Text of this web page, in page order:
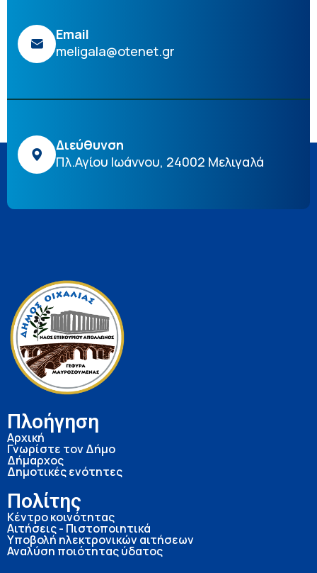
Email
meligala@otenet.gr
Διεύθυνση
Πλ.Αγίου Ιωάννου, 24002 Μελιγαλά
Πλοήγηση
Αρχική
Γνωρίστε τον Δήμο
Δήμαρχος
Δημοτικές ενότητες
Πολίτης
Κέντρο κοινότητας
Αιτήσεις - Πιστοποιητικά
Υποβολή ηλεκτρονικών αιτήσεων
Αναλύση ποιότητας ύδατος